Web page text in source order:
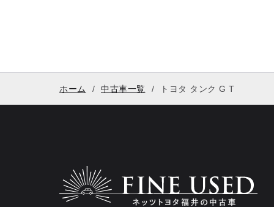
ホーム 中古車一覧 トヨタ タンク G T